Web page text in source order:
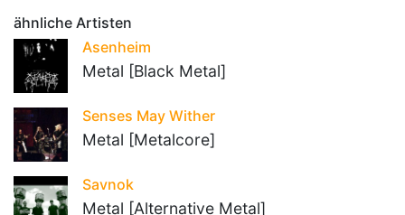
ähnliche Artisten
Asenheim
Metal [Black Metal]
Senses May Wither
Metal [Metalcore]
Savnok
Metal [Alternative Metal]